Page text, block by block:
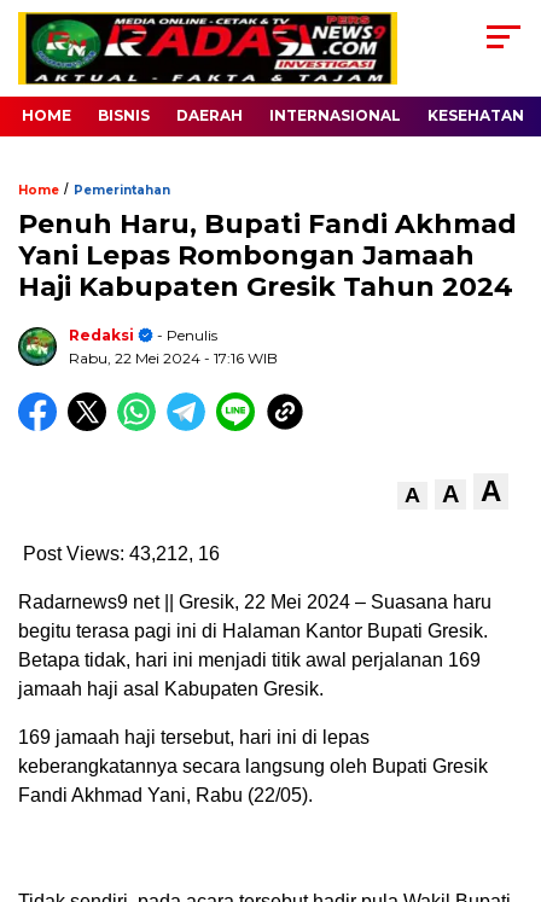
HOME BISNIS DAERAH INTERNASIONAL KESEHATAN
Home / Pemerintahan
Penuh Haru, Bupati Fandi Akhmad
Yani Lepas Rombongan Jamaah
Haji Kabupaten Gresik Tahun 2024
Redaksi
- Penulis
Rabu, 22 Mei 2024 - 17:16 WIB
A A A
Post Views: 43,212, 16
Radarnews9 net || Gresik, 22 Mei 2024 – Suasana haru
begitu terasa pagi ini di Halaman Kantor Bupati Gresik.
Betapa tidak, hari ini menjadi titik awal perjalanan 169
jamaah haji asal Kabupaten Gresik.
169 jamaah haji tersebut, hari ini di lepas
keberangkatannya secara langsung oleh Bupati Gresik
Fandi Akhmad Yani, Rabu (22/05).